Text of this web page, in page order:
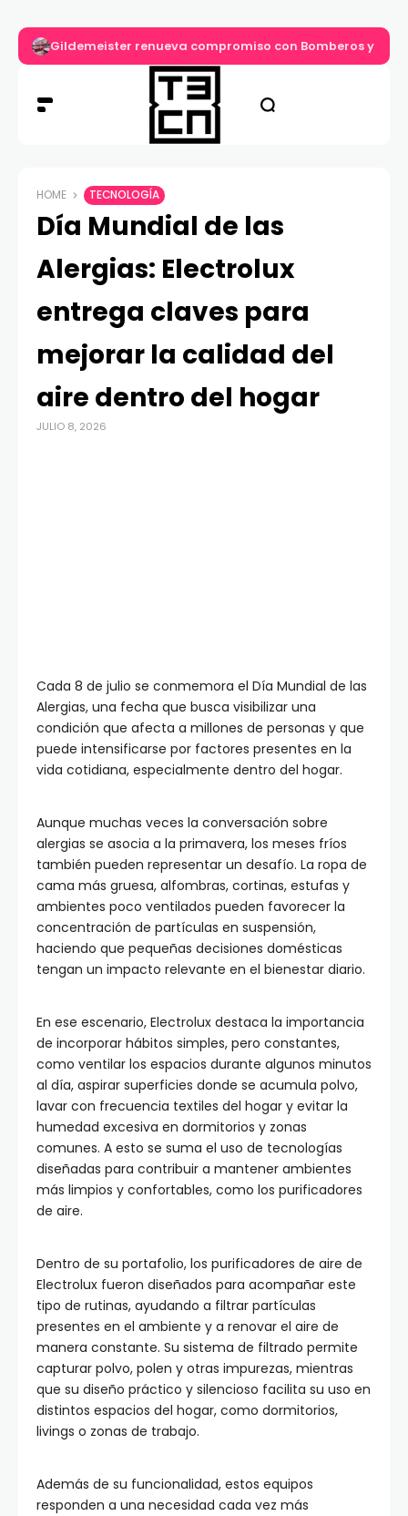
Gildemeister renueva compromiso con Bomberos y
HOME TECNOLOGÍA
Día Mundial de las
Alergias: Electrolux
entrega claves para
mejorar la calidad del
aire dentro del hogar
JULIO 8, 2026
Cada 8 de julio se conmemora el Día Mundial de las
Alergias, una fecha que busca visibilizar una
condición que afecta a millones de personas y que
puede intensificarse por factores presentes en la
vida cotidiana, especialmente dentro del hogar.
Aunque muchas veces la conversación sobre
alergias se asocia a la primavera, los meses fríos
también pueden representar un desafío. La ropa de
cama más gruesa, alfombras, cortinas, estufas y
ambientes poco ventilados pueden favorecer la
concentración de partículas en suspensión,
haciendo que pequeñas decisiones domésticas
tengan un impacto relevante en el bienestar diario.
En ese escenario, Electrolux destaca la importancia
de incorporar hábitos simples, pero constantes,
como ventilar los espacios durante algunos minutos
al día, aspirar superficies donde se acumula polvo,
lavar con frecuencia textiles del hogar y evitar la
humedad excesiva en dormitorios y zonas
comunes. A esto se suma el uso de tecnologías
diseñadas para contribuir a mantener ambientes
más limpios y confortables, como los purificadores
de aire.
Dentro de su portafolio, los purificadores de aire de
Electrolux fueron diseñados para acompañar este
tipo de rutinas, ayudando a filtrar partículas
presentes en el ambiente y a renovar el aire de
manera constante. Su sistema de filtrado permite
capturar polvo, polen y otras impurezas, mientras
que su diseño práctico y silencioso facilita su uso en
distintos espacios del hogar, como dormitorios,
livings o zonas de trabajo.
Además de su funcionalidad, estos equipos
responden a una necesidad cada vez más